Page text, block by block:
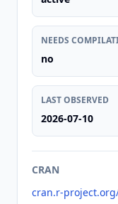
NEEDS
no
LAST OBSERVED
2026-07-10
CRAN
cran.r-